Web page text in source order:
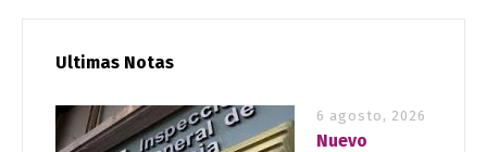
Ultimas Notas
6 agosto, 2026
Nuevo